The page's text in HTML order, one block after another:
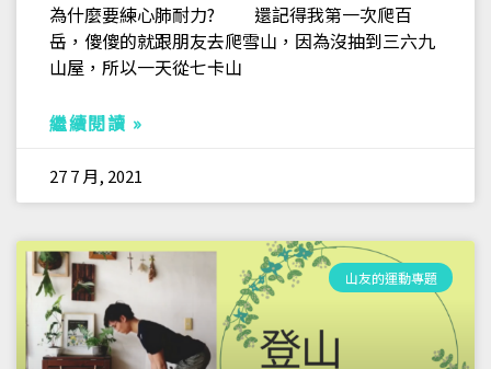
為什麼要練心肺耐力? 還記得我第一次爬百
岳，傻傻的就跟朋友去爬雪山，因為沒抽到三六九
山屋，所以一天從七卡山
繼續閱讀 »
27 7 月, 2021
山友的運動專題